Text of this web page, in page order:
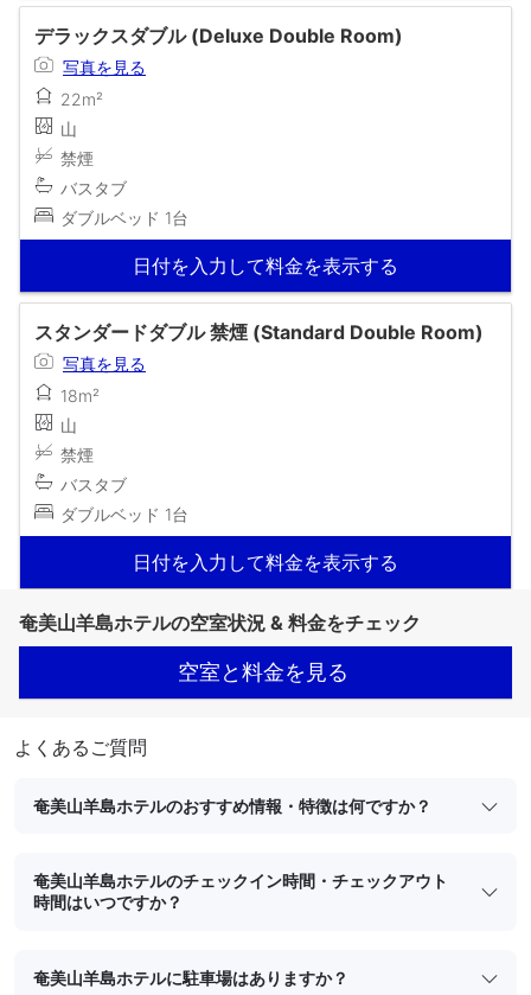
デラックスダブル (Deluxe Double Room)
写真を見る
22m²
山
禁煙
バスタブ
ダブルベッド 1台
日付を入力して料金を表示する
スタンダードダブル 禁煙 (Standard Double Room)
写真を見る
18m²
山
禁煙
バスタブ
ダブルベッド 1台
日付を入力して料金を表示する
奄美山羊島ホテルの空室状況 & 料金をチェック
空室と料金を見る
よくあるご質問
奄美山羊島ホテルのおすすめ情報・特徴は何ですか？
奄美山羊島ホテルのチェックイン時間・チェックアウト
時間はいつですか？
奄美山羊島ホテルに駐車場はありますか？